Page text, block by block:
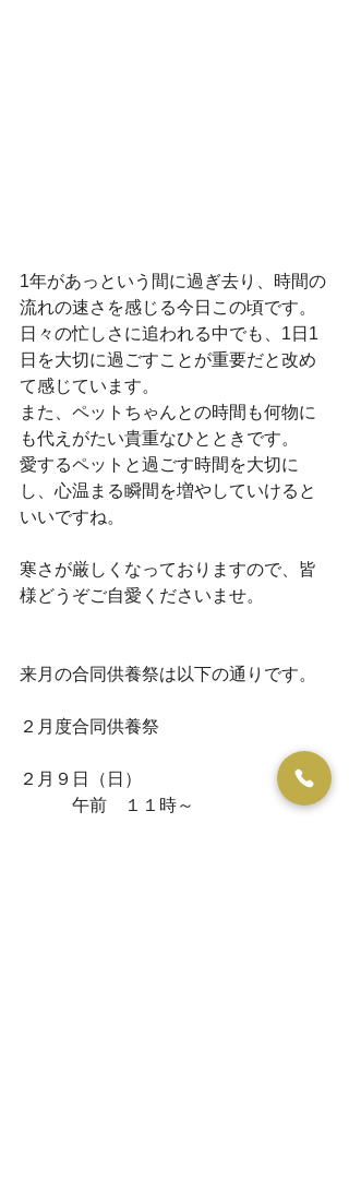
1年があっという間に過ぎ去り、時間の
流れの速さを感じる今日この頃です。
日々の忙しさに追われる中でも、1日1
日を大切に過ごすことが重要だと改め
て感じています。
また、ペットちゃんとの時間も何物に
も代えがたい貴重なひとときです。
愛するペットと過ごす時間を大切に
し、心温まる瞬間を増やしていけると
いいですね。
寒さが厳しくなっておりますので、皆
様どうぞご自愛くださいませ。
来月の合同供養祭は以下の通りです。
２月度合同供養祭
２月９日（日）
午前　１１時～